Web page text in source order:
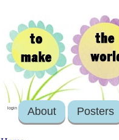
login About Posters